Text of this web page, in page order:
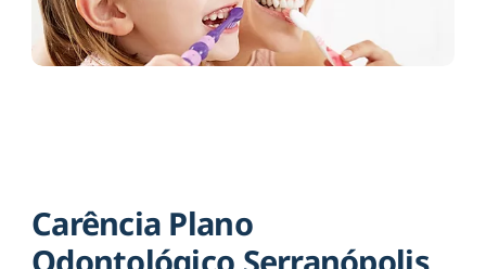
Carência Plano
Odontológico Serranópolis